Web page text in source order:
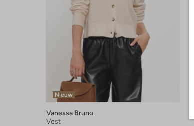
Nieuw
Vanessa Bruno
Vest